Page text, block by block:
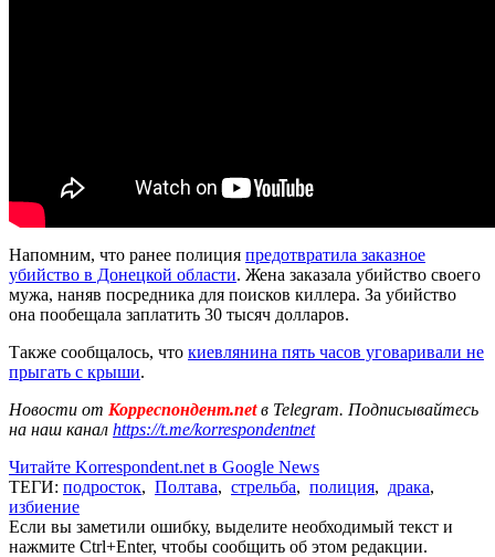
Напомним, что ранее полиция предотвратила заказное
убийство в Донецкой области. Жена заказала убийство своего
мужа, наняв посредника для поисков киллера. За убийство
она пообещала заплатить 30 тысяч долларов.
Также сообщалось, что киевлянина пять часов уговаривали не
прыгать с крыши.
Новости от Корреспондент.netв Telegram. Подписывайтесь
на наш канал https://t.me/korrespondentnet
Читайте Korrespondent.net в Google News
ТЕГИ: подросток, Полтава, стрельба, полиция, драка,
избиение
Если вы заметили ошибку, выделите необходимый текст и
нажмите Ctrl+Enter, чтобы сообщить об этом редакции.